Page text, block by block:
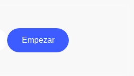
Empezar
Comienzo